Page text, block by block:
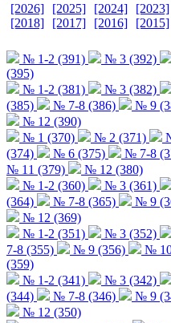
[2026] [2025] [2024] [2023]
[2018]
[2017] [2016] [2015]
№ 1-2 (391) № 3 (392)
(395)
№ 1-2 (381)
№ 3 (382)
(385)
№ 7-8 (386) № 9
№ 12 (390)
№ 1 (370)
№ 2 (371)
(374)
№ 6 (375) № 7-8
№ 11 (379)
№ 12 (380)
№ 1-2 (360)
№ 3 (361)
(364)
№ 7-8 (365) № 9
№ 12 (369)
№ 1-2 (351)
№ 3 (352)
7-8 (355)
№ 9 (356) №
(359)
№ 1-2 (341)
№ 3 (342)
(344)
№ 7-8 (346) № 9
№ 12 (350)